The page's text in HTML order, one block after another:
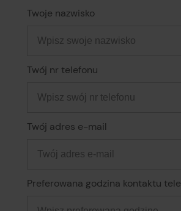
Twoje nazwisko
Twój nr telefonu
Twój adres e-mail
Preferowana godzina kontaktu